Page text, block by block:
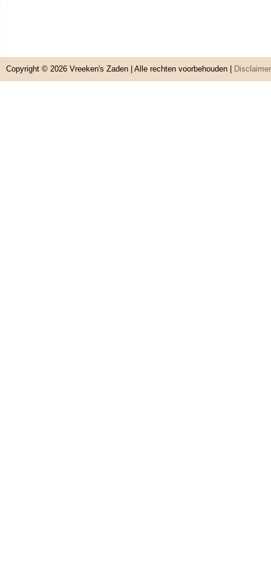
Copyright © 2026 Vreeken's Zaden | Alle rechten voorbehouden | Disclaimer